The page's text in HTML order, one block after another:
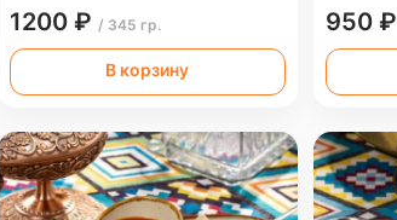
1200 ₽ / 345 гр.
В корзину
950 ₽